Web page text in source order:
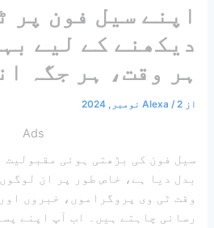
اپنے سیل فون پر
دیکھنے کے لیے
ہر وقت، ہر جگہ
از Alexa /2 نومبر, 2024
Ads
سیل فون کی بڑھتی ہوئی مقبولیت
بدل دیا ہے، خاص طور پر ان
وقت ٹی وی پروگراموں، خبروں
رسائی چاہتے ہیں۔ اب آپ اپنے